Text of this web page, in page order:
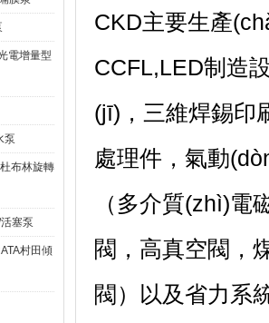
電增量型
泵
布林旋轉
塞泵
村田傾
CKD主要生產
CCFL,LED制造設
(jī)，三維焊錫
處理件，氣動
（多介質(zhì)電磁
閥，高真空閥
閥）以及省力系